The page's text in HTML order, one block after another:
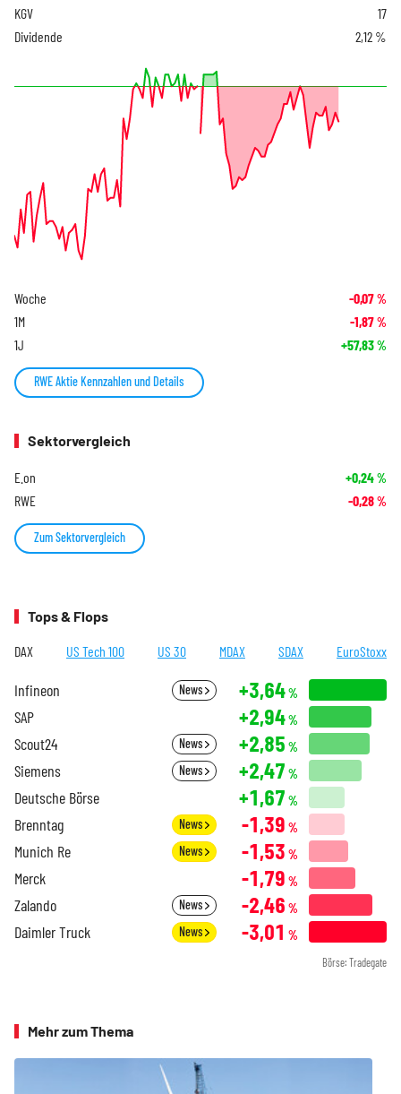
KGV
17
Dividende
2,12 %
Woche -0,07%
1M -1,87%
1J +57,83%
RWE Aktie Kennzahlen und Details
Sektorvergleich
E.on +0,24%
RWE -0,28%
Zum Sektorvergleich
Tops & Flops
DAX US Tech 100 US 30 MDAX SDAX EuroStoxx
Infineon News +3,64%
SAP +2,94%
Scout24 News +2,85 %
Siemens News +2,47 %
Deutsche Börse +1,67 %
Brenntag News -1,39 %
Munich Re News -1,53 %
Merck -1,79 %
Zalando News -2,46 %
Daimler Truck News -3,01 %
Börse: Tradegate
Mehr zum Thema